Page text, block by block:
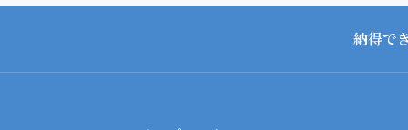
納得で